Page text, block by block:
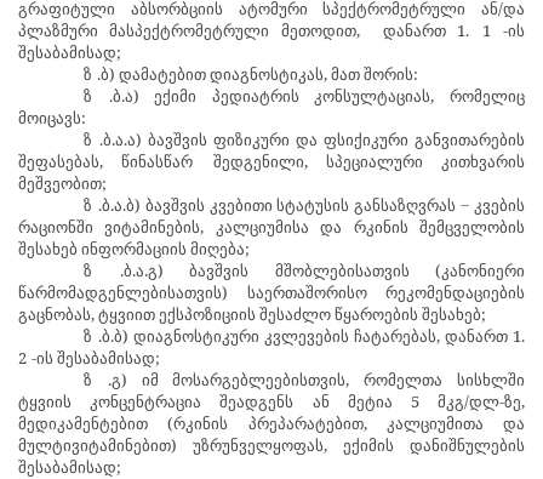
გრაფიტული აბსორბციის ატომური სპექტრომეტრული ან/და
პლაზმური მასპექტრომეტრული მეთოდით,
დანართ 1. 1
-ის
შესაბამისად;
ზ .ბ) დამატებით დიაგნოსტიკას, მათ შორის:
ზ
.ბ.ა) ექიმი პედიატრის კონსულტაციას, რომელიც
მოიცავს:
ზ .ბ.ა.ა) ბავშვის ფიზიკური და ფსიქიკური განვითარების
შეფასებას, წინასწარ
შედგენილი, სპეციალური კითხვარის
მეშვეობით;
ზ .ბ.ა.ბ) ბავშვის კვებითი სტატუსის განსაზღვრას − კვების
რაციონში ვიტამინების, კალციუმისა და რკინის შემცველობის
შესახებ ინფორმაციის მიღება;
ზ
.ბ.ა.გ) ბავშვის მშობლებისათვის (კანონიერი
წარმომადგენლებისათვის) საერთაშორისო რეკომენდაციების
გაცნობას, ტყვიით ექსპოზიციის შესაძლო წყაროების შესახებ;
ზ .ბ.ბ) დიაგნოსტიკური კვლევების ჩატარებას, დანართ 1.
2 -ის შესაბამისად;
ზ
.გ) იმ მოსარგებლეებისთვის, რომელთა სისხლში
ტყვიის კონცენტრაცია შეადგენს ან მეტია 5 მკგ/დლ-ზე,
მედიკამენტებით (რკინის პრეპარატებით, კალციუმითა და
მულტივიტამინებით) უზრუნველყოფას, ექიმის დანიშნულების
შესაბამისად;